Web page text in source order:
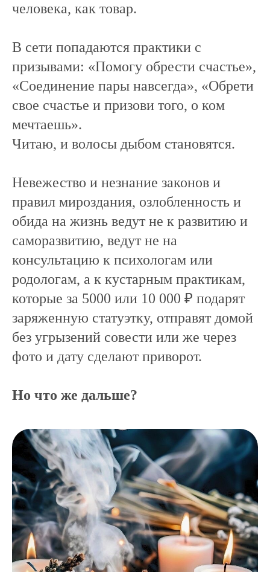
человека, как товар.
В сети попадаются практики с
призывами: «Помогу обрести счастье»,
«Соединение пары навсегда», «Обрети
свое счастье и призови того, о ком
мечтаешь».
Читаю, и волосы дыбом становятся.
Невежество и незнание законов и
правил мироздания, озлобленность и
обида на жизнь ведут не к развитию и
саморазвитию, ведут не на
консультацию к психологам или
родологам, а к кустарным практикам,
которые за 5000 или 10 000 ₽ подарят
заряженную статуэтку, отправят домой
без угрызений совести или же через
фото и дату сделают приворот.
Но что же дальше?